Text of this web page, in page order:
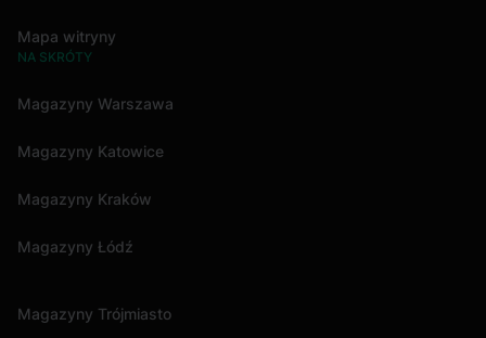
Mapa witryny
NA SKRÓTY
Magazyny Warszawa
Magazyny Katowice
Magazyny Kraków
Magazyny Łódź
Magazyny Trójmiasto